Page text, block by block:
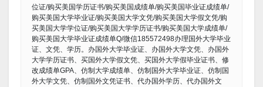
位证/购买美国学历证书/购买美国成绩单/购买美国毕业证成绩单/
购买美国大学毕业证/购买美国大学文凭/购买美国大学假文凭/购
买美国大学学位证/购买美国大学学历证书/购买美国大学成绩单/
购买美国大学毕业证成绩单Q/微信185572498办理国外大学毕业
证、文凭、学历。办国外大学毕业证、办国外大学文凭、办国外
大学学历证书、买国外大学假文凭、买国外大学假毕业证书、修
改成绩单GPA、仿制大学成绩单、仿制国外大学毕业证、仿制国
外大学文凭、仿制国外文凭证书、代办国外学历、代办国外文